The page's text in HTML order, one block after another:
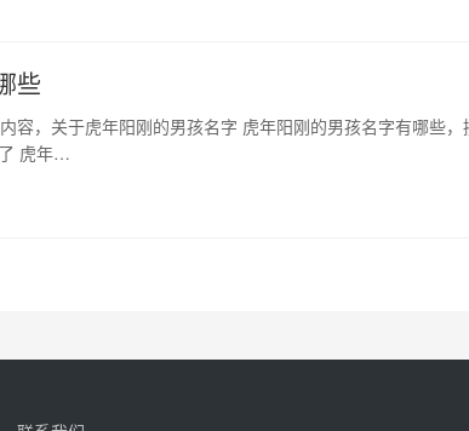
些
容，关于虎年阳刚的男孩名字 虎年阳刚的男孩名字有哪些，
虎年…